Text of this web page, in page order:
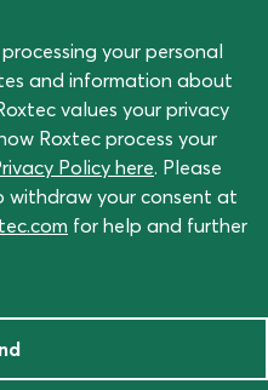
your personal
and information about
values your privacy
Roxtec process your
Policy here. Please
your consent at
for help and further